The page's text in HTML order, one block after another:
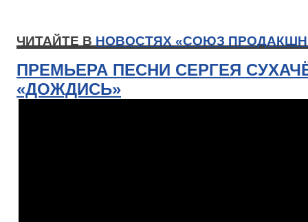
ЧИТАЙТЕ В НОВОСТЯХ «СОЮЗ
ПРЕМЬЕРА ПЕСНИ СЕРГЕЯ
«ДОЖДИСЬ»